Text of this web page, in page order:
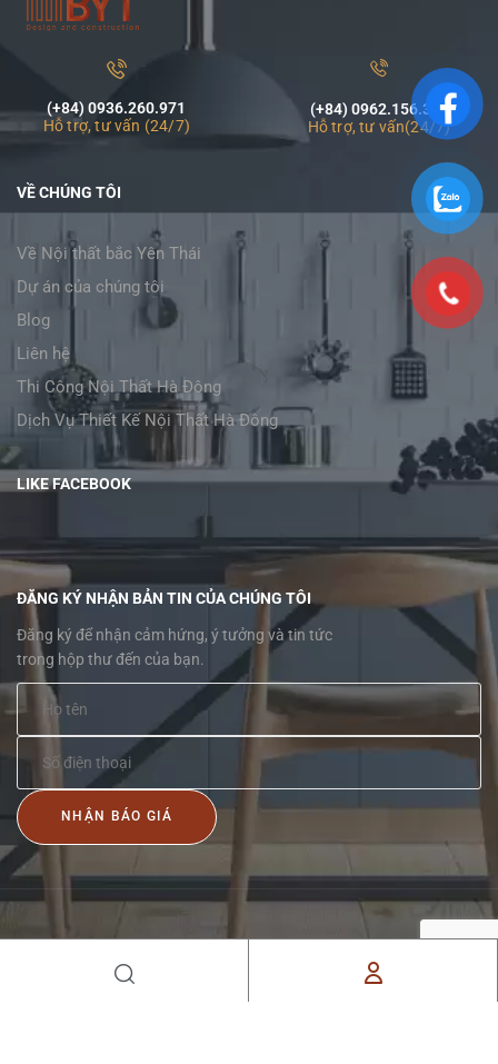
(+84) 0936.260.971
Hỗ trợ, tư vấn (24/7)
(+84) 0962.156.320
Hỗ trợ, tư vấn(24/7)
VỀ CHÚNG TÔI
Về Nội thất bắc Yên Thái
Dự án của chúng tôi
Blog
Liên hệ
Thi Công Nội Thất Hà Đông
Dịch Vụ Thiết Kế Nội Thất Hà Đông
LIKE FACEBOOK
ĐĂNG KÝ NHẬN BẢN TIN CỦA CHÚNG TÔI
Đăng ký để nhận cảm hứng, ý tưởng và tin tức
trong hộp thư đến của bạn.
NHẬN BÁO GIÁ
Copyright © 2022 NOITHATBYT.VN. All rights reserved –